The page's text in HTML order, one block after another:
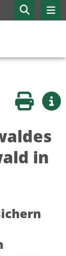
Seite
in